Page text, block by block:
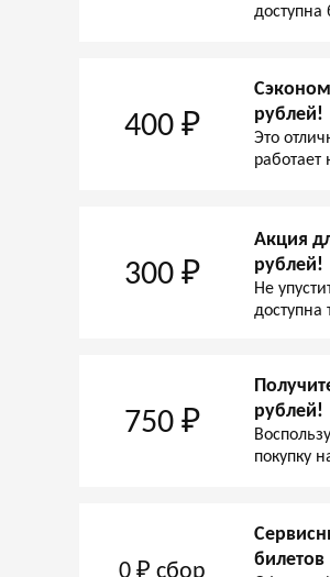
доступна
400 ₽
рублей!
Это
работает
300 ₽
Акция
рублей!
Не
доступна
750 ₽
рублей!
покупку
0 ₽ сбор
билетов